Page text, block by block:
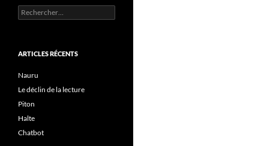
Rechercher :
ARTICLES RÉCENTS
Nauru
Le déclin de la lecture
Piton
Halte
Chatbot